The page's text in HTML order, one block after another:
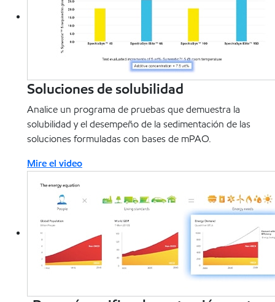
Soluciones de solubilidad
Analice un programa de pruebas que demuestra la
solubilidad y el desempeño de la sedimentación de las
soluciones formuladas con bases de mPAO.
Mire el video